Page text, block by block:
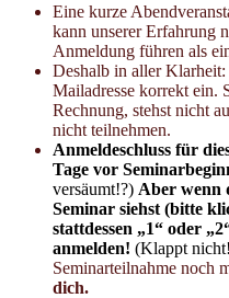
Eine kurze
kann unserer Erfahrung
Anmeldung führen als
Deshalb in aller
Mailadresse korrekt ein.
Rechnung, stehst nicht
nicht teilnehmen.
Anmeldeschluss für
Tage vor
versäumt!?) Aber wenn
Seminar siehst (bitte
stattdessen „1“ oder
anmelden! (Klappt
Seminarteilnahme noch
dich.